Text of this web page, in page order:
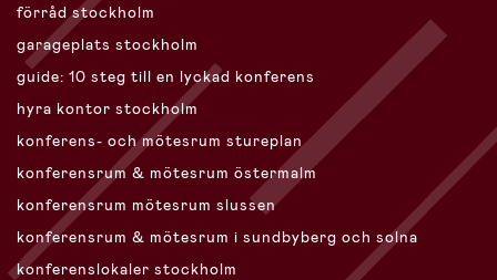
förråd stockholm
garageplats stockholm
guide: 10 steg till en lyckad konferens
hyra kontor stockholm
konferens- och mötesrum stureplan
konferensrum & mötesrum östermalm
konferensrum mötesrum slussen
konferensrum & mötesrum i sundbyberg och solna
konferenslokaler stockholm